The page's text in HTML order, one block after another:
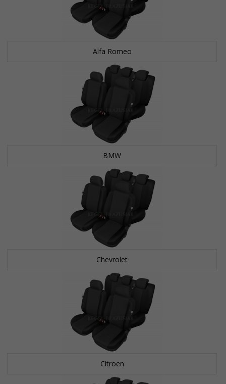
Alfa Romeo
BMW
Chevrolet
Citroen